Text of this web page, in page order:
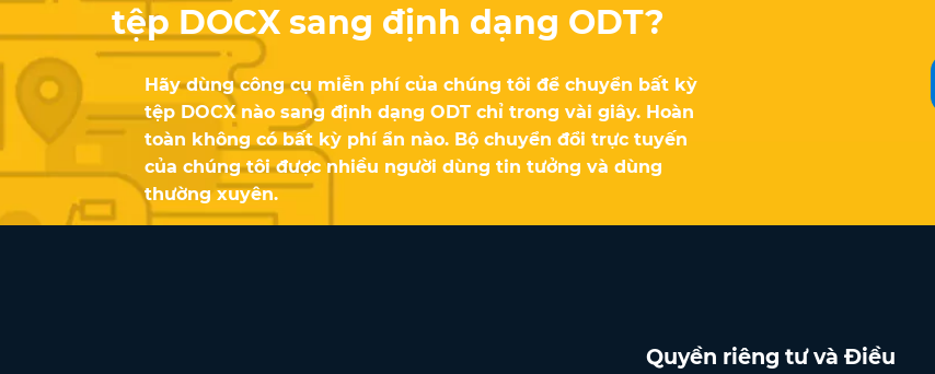
tệp DOCX sang định dạng ODT?
Hãy dùng công cụ miễn phí của chúng tôi để chuyển bất kỳ
tệp DOCX nào sang định dạng ODT chỉ trong vài giây. Hoàn
toàn không có bất kỳ phí ẩn nào. Bộ chuyển đổi trực tuyến
của chúng tôi được nhiều người dùng tin tưởng và dùng
thường xuyên.
Quyền riêng tư và Điều